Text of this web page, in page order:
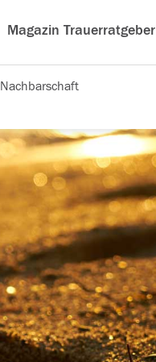
Magazin Trauerratgeber
Nachbarschaft